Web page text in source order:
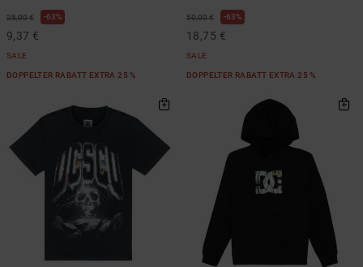
25,00 € 63%
9,37 €
SALE
DOPPELTER RABATT EXTRA 25 %
50,00 € 63%
18,75 €
SALE
DOPPELTER RABATT EXTRA 25 %